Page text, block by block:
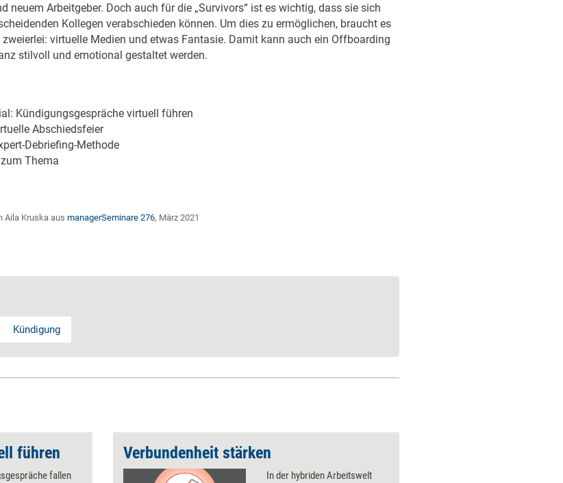
neuem Arbeitgeber. Doch auch für die „Survivors“ ist es wichtig, dass sie sich
Kollegen verabschieden können. Um dies zu ermöglichen, braucht es
zweierlei: virtuelle Medien und etwas Fantasie. Damit kann auch ein Offboarding
stilvoll und emotional gestaltet werden.
Kündigungsgespräche virtuell führen
Abschiedsfeier
Debriefing-Methode
Thema
Aila Kruska aus managerSeminare 276, März 2021
Kündigung
führen
fallen
Verbundenheit stärken
In der hybriden Arbeitswelt